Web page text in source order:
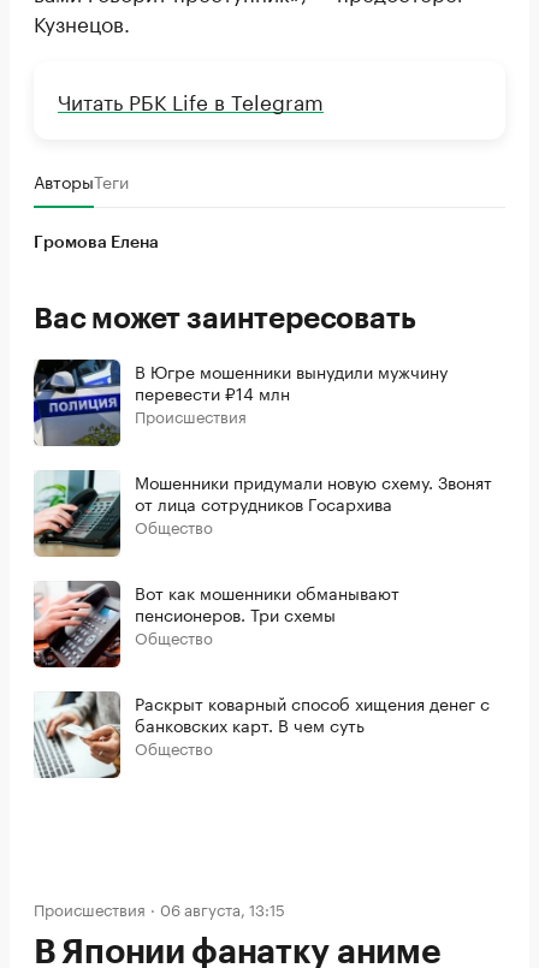
Кузнецов.
Читать РБК Life в Telegram
АвторыТеги
Громова Елена
Вас может заинтересовать
В Югре мошенники вынудили мужчину
перевести ₽14 млн
Происшествия
Мошенники придумали новую схему. Звонят
от лица сотрудников Госархива
Общество
Вот как мошенники обманывают
пенсионеров. Три схемы
Общество
Раскрыт коварный способ хищения денег с
банковских карт. В чем суть
Общество
Происшествия 06 августа, 13:15
В Японии фанатку аниме